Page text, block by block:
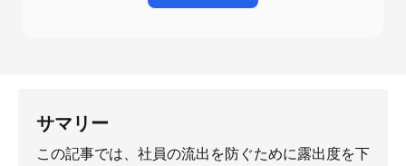
サマリー
この記事では、社員の流出を防ぐために露出度を下